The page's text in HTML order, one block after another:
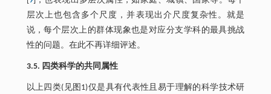
层次上也包含多个尺度，并表现出介尺度复杂性。就是
说，每个层次上的群体现象也是对应分支学科的最具挑战
性的问题。在此不再详细评述。
3.5. 四类科学的共同属性
以上四类(见图1)仅是具有代表性且易于理解的科学技术研